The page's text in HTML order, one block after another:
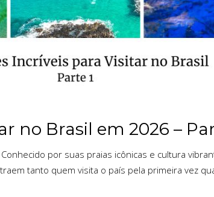
no Brasil em 2026 –
por suas praias icônicas e cultura
tanto quem visita o país pela primeira vez